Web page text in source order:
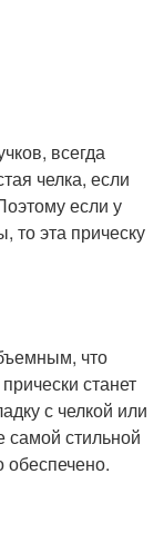
всегда
челка, если
если у
то эта прическу
что
станет
с челкой или
стильной
обеспечено.